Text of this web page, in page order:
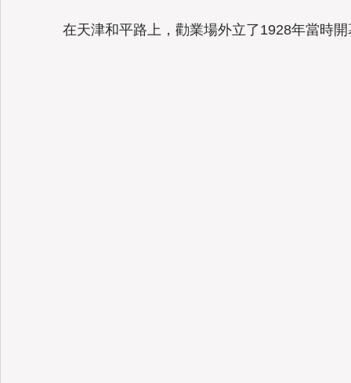
在天津和平路上，勸業場外立了1928年當時